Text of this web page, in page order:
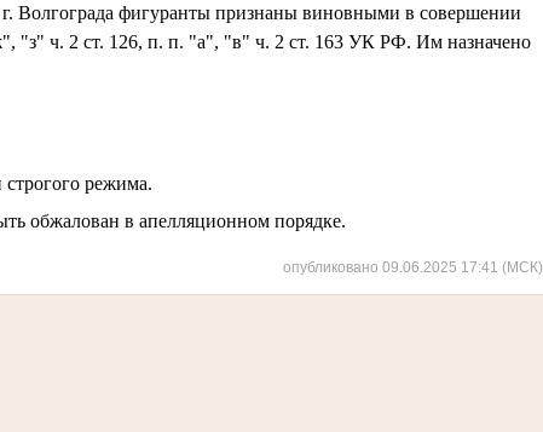
Волгограда фигуранты признаны виновными в совершении
"з" ч. 2 ст. 126, п. п. "а", "в" ч. 2 ст. 163 УК РФ. Им назначено
режима.
обжалован в апелляционном порядке.
опубликовано 09.06.2025 17:41 (МСК)